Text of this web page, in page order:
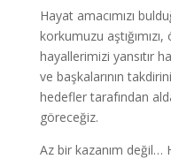
Hayat amacımızı
korkumuzu
hayallerimizi yansıtır
ve başkalarının
hedefler tarafından
göreceğiz.
Az bir kazanım değil…